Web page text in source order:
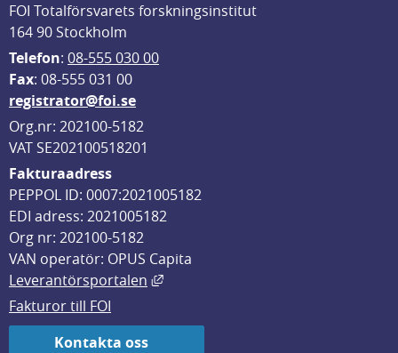
FOI Totalförsvarets forskningsinstitut
164 90 Stockholm
Telefon: 08-555 030 00
Fax: 08-555 031 00
registrator@foi.se
Org.nr: 202100-5182
VAT SE202100518201
Fakturaadress
PEPPOL ID: 0007:2021005182
EDI adress: 2021005182
Org nr: 202100-5182
VAN operatör: OPUS Capita
Leverantörsportalen
Länk till annan webbplats, öppnas
Fakturor till FOI
Kontakta oss